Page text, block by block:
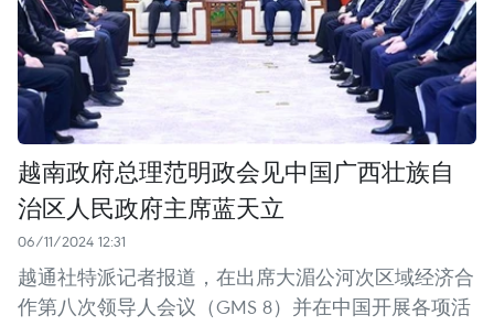
越南政府总理范明政会见中国广西壮族自
治区人民政府主席蓝天立
06/11/2024 12:31
越通社特派记者报道，在出席大湄公河次区域经济合
作第八次领导人会议（GMS 8）并在中国开展各项活